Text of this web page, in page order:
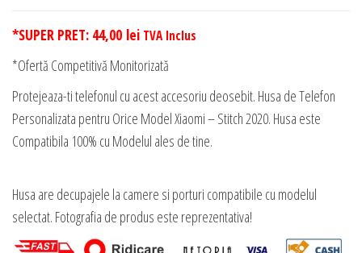
*SUPER PRET: 44,00 lei TVA Inclus
*Ofertă Competitivă Monitorizată
Protejeaza-ti telefonul cu acest accesoriu deosebit. Husa de Telefon
Personalizata pentru Orice Model Xiaomi – Stitch 2020. Husa este
Compatibila 100% cu Modelul ales de tine.
Husa are decupajele la camere si porturi compatibile cu modelul
selectat. Fotografia de produs este reprezentativa!